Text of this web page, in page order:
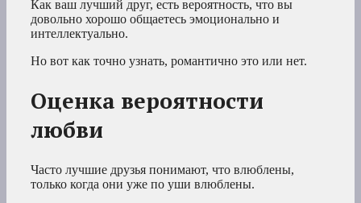
Как ваш лучший друг, есть вероятность, что вы
довольно хорошо общаетесь эмоционально и
интеллектуально.
Но вот как точно узнать, романтично это или нет.
Оценка вероятности
любви
Часто лучшие друзья понимают, что влюблены,
только когда они уже по уши влюблены.